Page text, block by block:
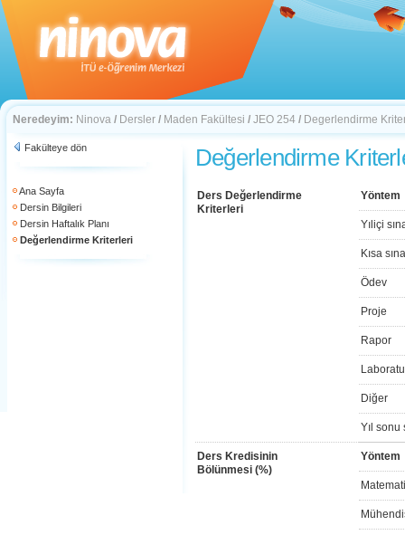
Neredeyim: Ninova / Dersler / Maden Fakültesi / JEO 254 / Degerlendirme
Fakülteye dön
Ana Sayfa
Dersin Bilgileri
Dersin Haftalık Planı
Değerlendirme Kriterleri
Değerlendirme
Ders Değerlendirme
Kriterleri
Yöntem
Yıliçi
Kısa
Ödev
Proje
Rapor
Diğer
Yıl sonu
Ders Kredisinin
Bölünmesi (%)
Yöntem